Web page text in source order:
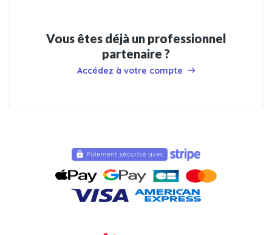
Vous êtes déjà un professionnel
partenaire ?
Accédez à votre compte